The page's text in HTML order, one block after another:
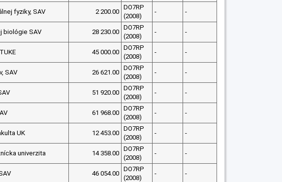
fyziky, SAV 2 200.00
DO7RP
(2008)
- -
biológie SAV 28 230.00
DO7RP
(2008)
- -
45 000.00
DO7RP
(2008)
- -
SAV 26 621.00
DO7RP
(2008)
- -
51 920.00
DO7RP
(2008)
- -
61 968.00
DO7RP
(2008)
- -
UK 12 453.00
DO7RP
(2008)
- -
univerzita 14 358.00
DO7RP
(2008)
- -
46 054.00
DO7RP
(2008)
- -